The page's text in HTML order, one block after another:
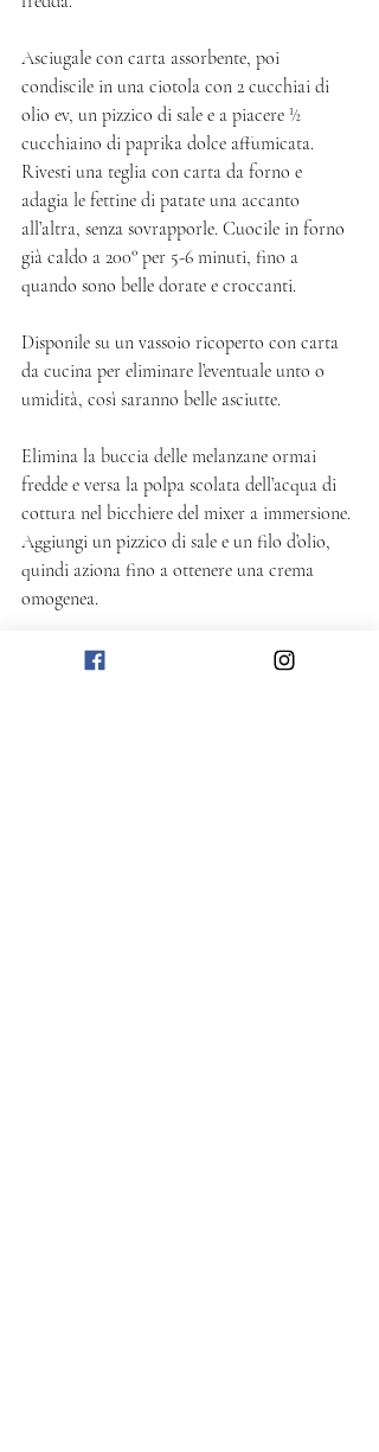
Asciugale con carta assorbente, poi
condiscile in una ciotola con 2 cucchiai di
olio ev, un pizzico di sale e a piacere ½
cucchiaino di paprika dolce affumicata.
Rivesti una teglia con carta da forno e
adagia le fettine di patate una accanto
all’altra, senza sovrapporle. Cuocile in forno
già caldo a 200° per 5-6 minuti, fino a
quando sono belle dorate e croccanti.
Disponile su un vassoio ricoperto con carta
da cucina per eliminare l’eventuale unto o
umidità, così saranno belle asciutte.
Elimina la buccia delle melanzane ormai
fredde e versa la polpa scolata dell’acqua di
cottura nel bicchiere del mixer a immersione.
Aggiungi un pizzico di sale e un filo d’olio,
quindi aziona fino a ottenere una crema
omogenea.
Tienila in frigo a rassodare fino al momento